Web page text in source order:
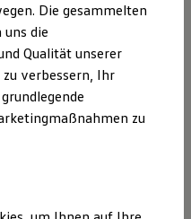
& Inspektion
Volkswagen Nutzfahrzeuge
& Apps
ID. Buzz
und Maria
(VSBG)
Die gesammelten
die
Qualität unserer
verbessern, Ihr
zu